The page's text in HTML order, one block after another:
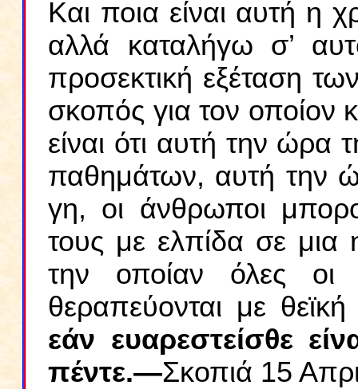
Και ποια είναι αυτή η
αλλά καταλήγω σ’
προσεκτική εξέταση
σκοπός για τον
είναι ότι αυτή την
παθημάτων, αυτή την
γη, οι άνθρωποι
τους με ελπίδα σε μια
την οποίαν όλες οι
θεραπεύονται με
εάν ευαρεστείσθε
πέντε.—Σκοπιά 15